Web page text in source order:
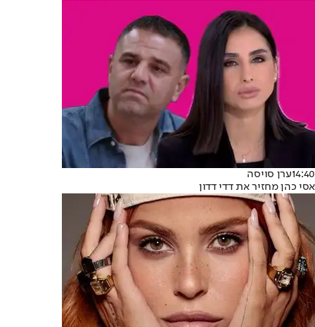
14:40ערן סויסה
אסי כהן מחזיר את דדי דדון